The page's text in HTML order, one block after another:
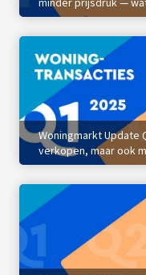
Woningmarkt Update
verkopen, maar ook